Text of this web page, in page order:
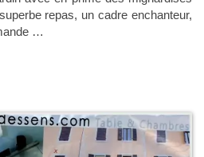
repas, un cadre enchanteur,
…